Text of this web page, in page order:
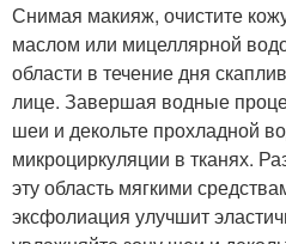
Снимая макияж, очистите
маслом или мицеллярной
области в течение дня
лице. Завершая водные
шеи и декольте прохладной
микроциркуляции в тканях.
эту область мягкими
эксфолиация улучшит